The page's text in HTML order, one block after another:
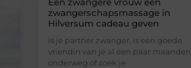
zwangerschapsmassage in
Hilversum cadeau geven
Is je partner zwanger, is een goede
vriendin van je al een paar maanden
onderweg of zoek je